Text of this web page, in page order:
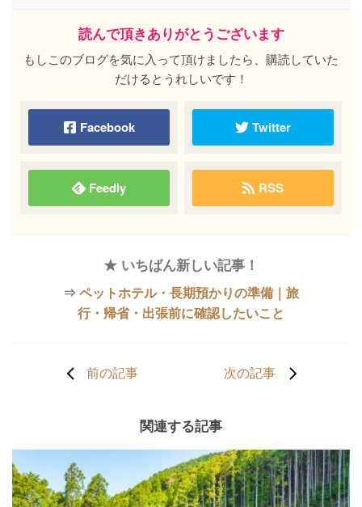
読んで頂きありがとうございます
もしこのブログを気に入って頂けましたら、購読していた
だけるとうれしいです！
Facebook Twitter
Feedly RSS
★ いちばん新しい記事！
⇒ ペットホテル・長期預かりの準備｜旅
行・帰省・出張前に確認したいこと
前の記事 次の記事
関連する記事